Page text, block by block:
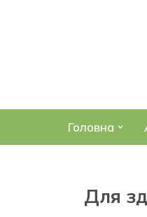
Головна
Для